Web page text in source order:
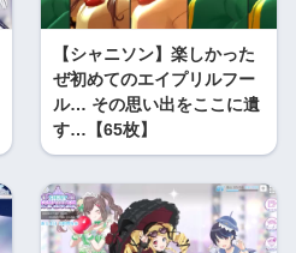
【シャニソン】楽しかった
ぜ初めてのエイプリルフー
ル… その思い出をここに遺
す…【65枚】